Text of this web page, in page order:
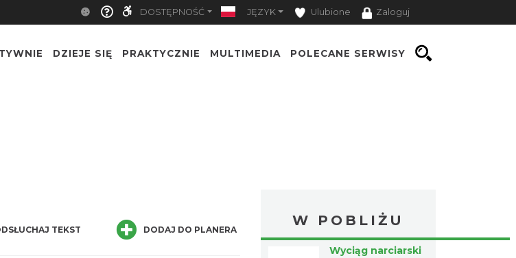
DOSTĘPNOŚĆ JĘZYK Ulubione Zaloguj
DZIEJE SIĘ PRAKTYCZNIE MULTIMEDIA POLECANE SERWISY
TEKST DODAJ DO PLANERA
W POBLIŻU
Wyciąg narciarski